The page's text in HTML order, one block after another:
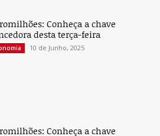
Conheça a chave
desta terça-feira
10 de Junho, 2025
Conheça a chave